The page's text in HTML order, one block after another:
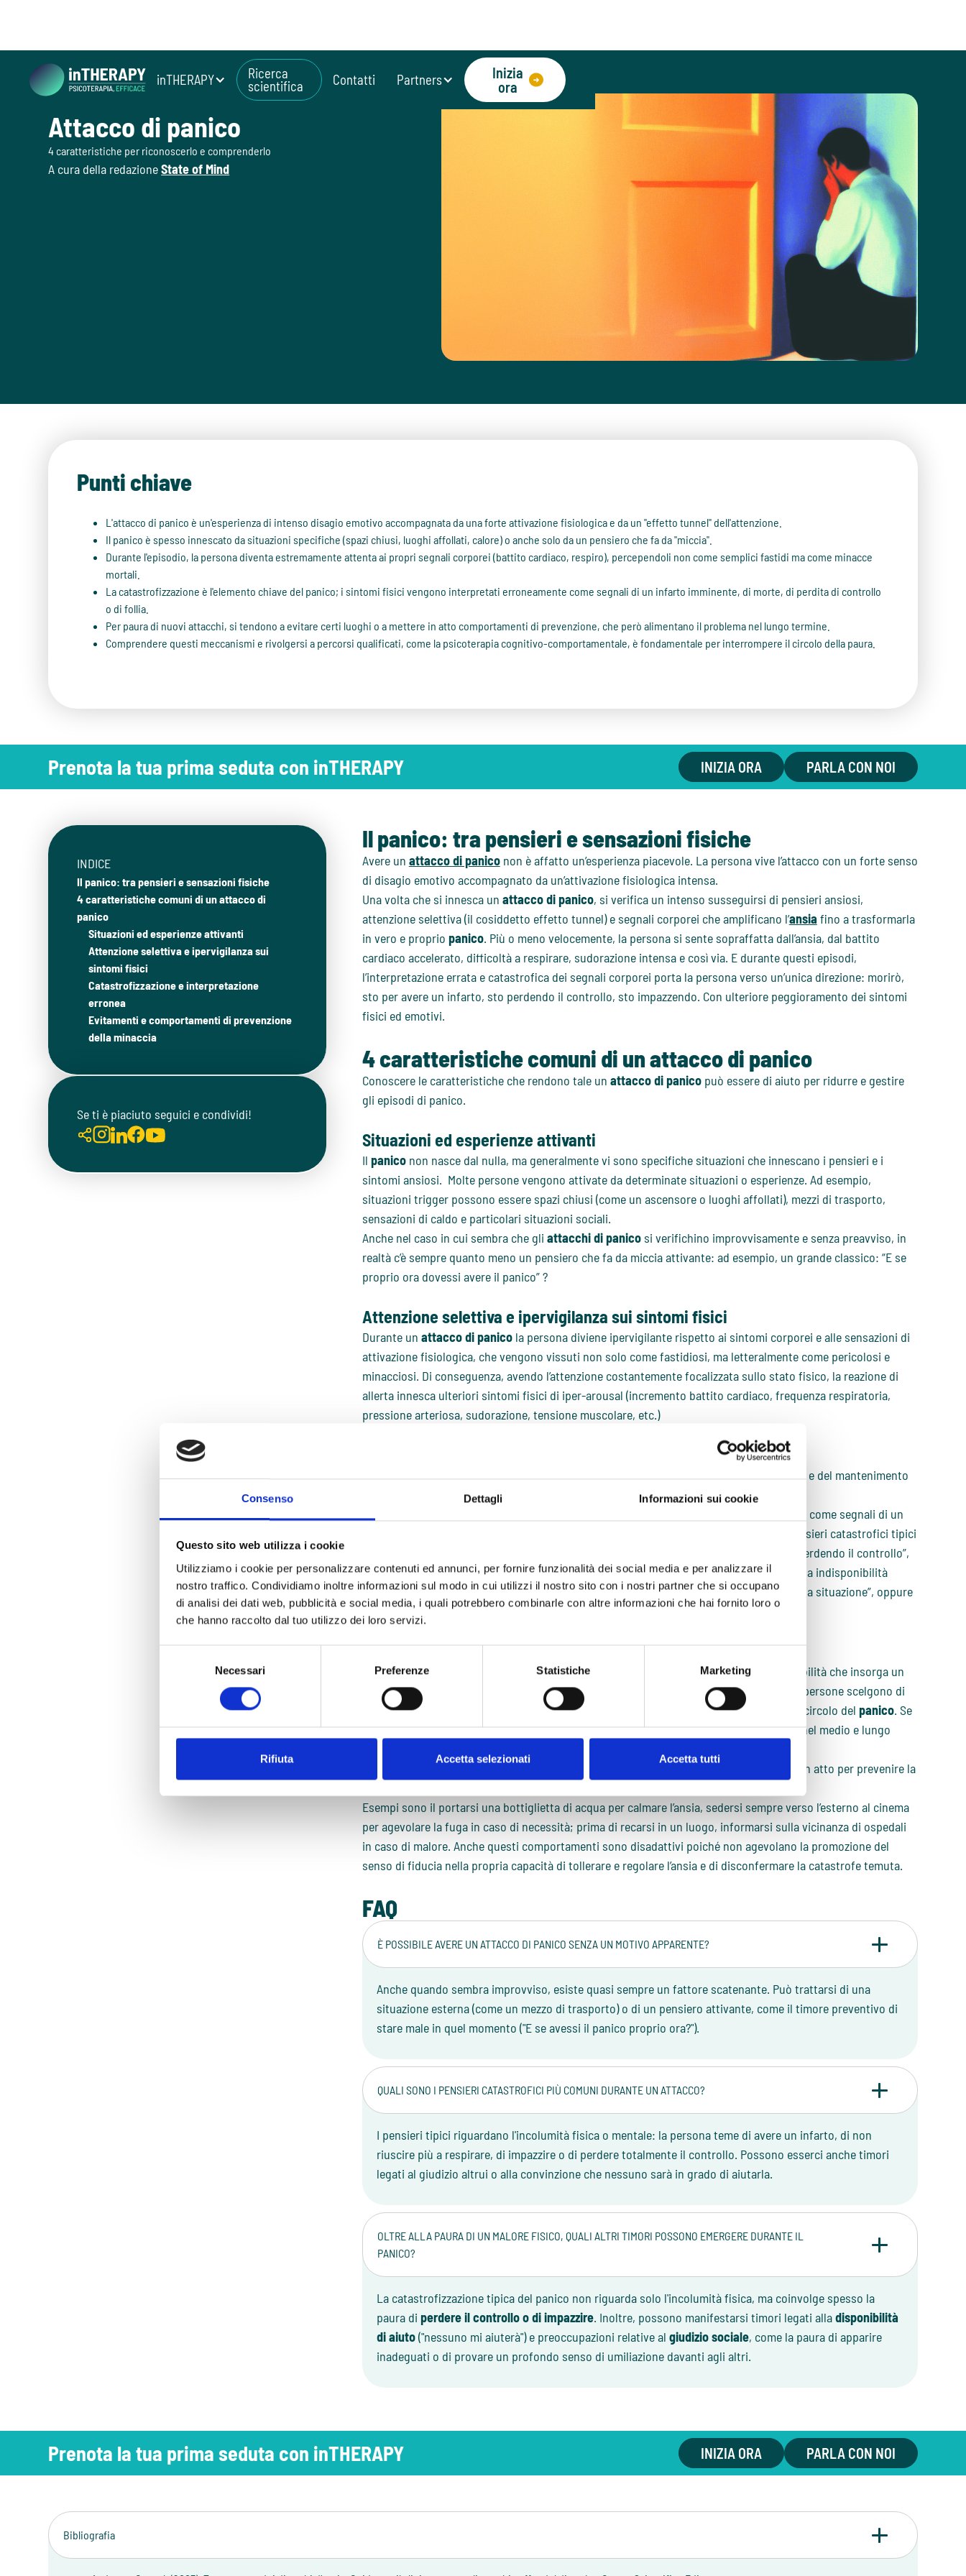
Consenso Dettagli Informazioni sui cookie
Questo sito web utilizza i cookie
Utilizziamo i cookie per personalizzare contenuti ed annunci, per fornire funzionalità dei social media e per analizzare il
nostro traffico. Condividiamo inoltre informazioni sul modo in cui utilizzi il nostro sito con i nostri partner che si occupano
di analisi dei dati web, pubblicità e social media, i quali potrebbero combinarle con altre informazioni che hai fornito loro o
che hanno raccolto dal tuo utilizzo dei loro servizi.
Necessari Preferenze Statistiche Marketing
Rifiuta Accetta selezionati Accetta tutti
inTHERAPY Ricerca
scientifica Contatti Partners
Inizia
ora
Attacco di panico
4 caratteristiche per riconoscerlo e comprenderlo
A cura della redazioneState of Mind
Punti chiave
L'attacco di panico è un'esperienza di intenso disagio emotivo accompagnata da una forte attivazione fisiologica e da un "effetto tunnel" dell'attenzione.
Il panico è spesso innescato da situazioni specifiche (spazi chiusi, luoghi affollati, calore) o anche solo da un pensiero che fa da "miccia".
Durante l'episodio, la persona diventa estremamente attenta ai propri segnali corporei (battito cardiaco, respiro), percependoli non come semplici fastidi ma come minacce
mortali.
La catastrofizzazione è l'elemento chiave del panico; i sintomi fisici vengono interpretati erroneamente come segnali di un infarto imminente, di morte, di perdita di controllo
o di follia.
Per paura di nuovi attacchi, si tendono a evitare certi luoghi o a mettere in atto comportamenti di prevenzione, che però alimentano il problema nel lungo termine.
Comprendere questi meccanismi e rivolgersi a percorsi qualificati, come la psicoterapia cognitivo-comportamentale, è fondamentale per interrompere il circolo della paura.
Prenota la tua prima seduta con inTHERAPY INIZIA ORA PARLA CON NOI
INDICE
Il panico: tra pensieri e sensazioni fisiche
4 caratteristiche comuni di un attacco di
panico
Situazioni ed esperienze attivanti
Attenzione selettiva e ipervigilanza sui
sintomi fisici
Catastrofizzazione e interpretazione
erronea
Evitamenti e comportamenti di prevenzione
della minaccia
Se ti è piaciuto seguici e condividi!
Il panico: tra pensieri e sensazioni fisiche
Avere un attacco di paniconon è affatto un’esperienza piacevole. La persona vive l’attacco con un forte senso
di disagio emotivo accompagnato da un’attivazione fisiologica intensa.
Una volta che si innesca un attacco di panico, si verifica un intenso susseguirsi di pensieri ansiosi,
attenzione selettiva (il cosiddetto effetto tunnel) e segnali corporei che amplificano l’ansia fino a trasformarla
in vero e proprio panico. Più o meno velocemente, la persona si sente sopraffatta dall’ansia, dal battito
cardiaco accelerato, difficoltà a respirare, sudorazione intensa e così via. E durante questi episodi,
l’interpretazione errata e catastrofica dei segnali corporei porta la persona verso un’unica direzione: morirò,
sto per avere un infarto, sto perdendo il controllo, sto impazzendo. Con ulteriore peggioramento dei sintomi
fisici ed emotivi.
4 caratteristiche comuni di un attacco di panico
Conoscere le caratteristiche che rendono tale un attacco di panicopuò essere di aiuto per ridurre e gestire
gli episodi di panico.
Situazioni ed esperienze attivanti
Il paniconon nasce dal nulla, ma generalmente vi sono specifiche situazioni che innescano i pensieri e i
sintomi ansiosi. Molte persone vengono attivate da determinate situazioni o esperienze. Ad esempio,
situazioni trigger possono essere spazi chiusi (come un ascensore o luoghi affollati), mezzi di trasporto,
sensazioni di caldo e particolari situazioni sociali.
Anche nel caso in cui sembra che gli attacchi di panicosi verifichino improvvisamente e senza preavviso, in
realtà c’è sempre quanto meno un pensiero che fa da miccia attivante: ad esempio, un grande classico: “E se
proprio ora dovessi avere il panico” ?
Attenzione selettiva e ipervigilanza sui sintomi fisici
Durante un attacco di panicola persona diviene ipervigilante rispetto ai sintomi corporei e alle sensazioni di
attivazione fisiologica, che vengono vissuti non solo come fastidiosi, ma letteralmente come pericolosi e
minacciosi. Di conseguenza, avendo l’attenzione costantemente focalizzata sullo stato fisico, la reazione di
allerta innesca ulteriori sintomi fisici di iper-arousal (incremento battito cardiaco, frequenza respiratoria,
pressione arteriosa, sudorazione, tensione muscolare, etc.)
Lacatastrofizzazionerappresenta il vero ingrediente segreto e la chiave dell’insorgenza e del mantenimento
attacco di panico.
Nel contesto di un
, i sintomi fisici vengono erroneamente interpretati come segnali di un
pericolo gravissimo per l’incolumità della persona e/o per il suo senso di controllo: i pensieri catastrofici tipici
includono “sto per avere un infarto”, “sto per morire”, “non riesco più a respirare”, “sto perdendo il controllo”,
“sto per svenire”, “sto impazzendo”. In aggiunta, possono esservi pensieri secondari, sulla indisponibilità
dell’altro come supporto e come aiuto “nessuno mi aiuterà”, “non posso fuggire da questa situazione”, oppure
anche di timore del giudizio e di umiliazione “penseranno che sono inadeguata”.
Evitamenti e comportamenti di prevenzione della minaccia
L’evitamento è la principale strategia disfunzionale per tentare di tenere a bada la possibilità che insorga un
attacco di panico
. Misura estrema per prevenirne anche solo una remota possibilità, le persone scelgono di
evitare le situazioni e le esperienze che potrebbero innescare l’ansia e di conseguenza il circolo del panico. Se
è vero che nel breve termine l’evitamentoo la fuga possono prevenire o ridurre l’ansia, nel medio e lungo
Similmente, i comportamenti di prevenzione della minaccia sono comportamenti messi in atto per prevenire la
Esempi sono il portarsi una bottiglietta di acqua per calmare l’ansia, sedersi sempre verso l’esterno al cinema
per agevolare la fuga in caso di necessità; prima di recarsi in un luogo, informarsi sulla vicinanza di ospedali
in caso di malore. Anche questi comportamenti sono disadattivi poiché non agevolano la promozione del
senso di fiducia nella propria capacità di tollerare e regolare l’ansia e di disconfermare la catastrofe temuta.
FAQ
È POSSIBILE AVERE UN ATTACCO DI PANICO SENZA UN MOTIVO APPARENTE?
Anche quando sembra improvviso, esiste quasi sempre un fattore scatenante. Può trattarsi di una
situazione esterna (come un mezzo di trasporto) o di un pensiero attivante, come il timore preventivo di
stare male in quel momento ("E se avessi il panico proprio ora?").
QUALI SONO I PENSIERI CATASTROFICI PIÙ COMUNI DURANTE UN ATTACCO?
I pensieri tipici riguardano l'incolumità fisica o mentale: la persona teme di avere un infarto, di non
riuscire più a respirare, di impazzire o di perdere totalmente il controllo. Possono esserci anche timori
legati al giudizio altrui o alla convinzione che nessuno sarà in grado di aiutarla.
OLTRE ALLA PAURA DI UN MALORE FISICO, QUALI ALTRI TIMORI POSSONO EMERGERE DURANTE IL
PANICO?
La catastrofizzazione tipica del panico non riguarda solo l'incolumità fisica, ma coinvolge spesso la
paura di perdere il controllo o di impazzire. Inoltre, possono manifestarsi timori legati alladisponibilità
di aiuto("nessuno mi aiuterà") e preoccupazioni relative al giudizio sociale, come la paura di apparire
inadeguati o di provare un profondo senso di umiliazione davanti agli altri.
Prenota la tua prima seduta con inTHERAPY INIZIA ORA PARLA CON NOI
Bibliografia